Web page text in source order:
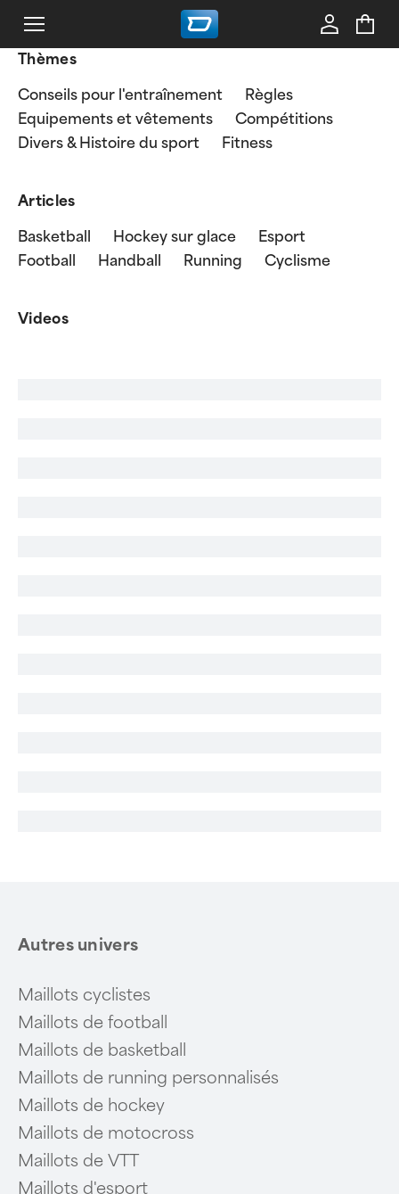
Thèmes
Conseils pour l'entraînement
Règles
Equipements et vêtements
Compétitions
Divers & Histoire du sport
Fitness
Articles
Basketball Hockey sur glace
Esport
Football
Handball Running Cyclisme
Videos
Autres univers
Maillots cyclistes
Maillots de football
Maillots de basketball
Maillots de running personnalisés
Maillots de hockey
Maillots de motocross
Maillots de VTT
Maillots d'esport